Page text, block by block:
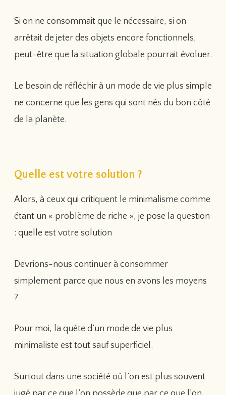
Si on ne consommait que le nécessaire, si on
arrêtait de jeter des objets encore fonctionnels,
peut-être que la situation globale pourrait évoluer.
Le besoin de réfléchir à un mode de vie plus simple
ne concerne que les gens qui sont nés du bon côté
de la planète.
Quelle est votre solution ?
Alors, à ceux qui critiquent le minimalisme comme
étant un « problème de riche », je pose la question
: quelle est votre solution
Devrions-nous continuer à consommer
simplement parce que nous en avons les moyens
?
Pour moi, la quête d’un mode de vie plus
minimaliste est tout sauf superficiel.
Surtout dans une société où l’on est plus souvent